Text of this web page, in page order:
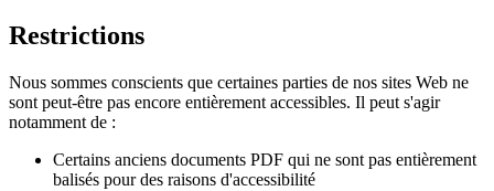
Restrictions
Nous sommes conscients que certaines parties de nos sites Web ne
sont peut-être pas encore entièrement accessibles. Il peut s'agir
notamment de :
Certains anciens documents PDF qui ne sont pas entièrement
balisés pour des raisons d'accessibilité